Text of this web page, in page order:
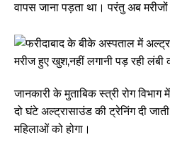
वापस जाना पड़ता था। परंतु अब मरीजों
जानकारी के मुताबिक स्त्री रोग विभाग
दो घंटे अल्ट्रासाउंड की ट्रेनिंग दी
महिलाओं को होगा।